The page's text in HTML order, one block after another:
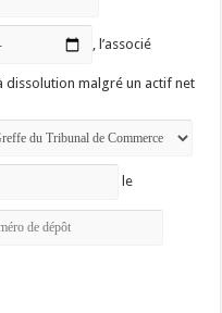
, l’associé
dissolution malgré un actif net
le